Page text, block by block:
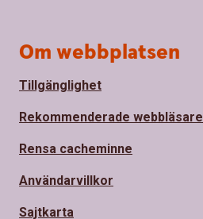
Om webbplatsen
Tillgänglighet
Rekommenderade webbläsare
Rensa cacheminne
Användarvillkor
Sajtkarta